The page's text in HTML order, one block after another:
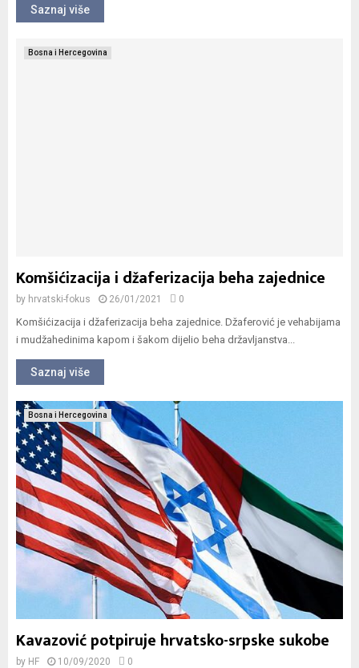
Saznaj više
Bosna i Hercegovina
Komšićizacija i džaferizacija beha zajednice
by hrvatski-fokus 26/01/2021 0
Komšićizacija i džaferizacija beha zajednice. Džaferović je vehabijama
i mudžahedinima kapom i šakom dijelio beha državljanstva...
Saznaj više
Bosna i Hercegovina
Kavazović potpiruje hrvatsko-srpske sukobe
by HF 10/09/2020 0